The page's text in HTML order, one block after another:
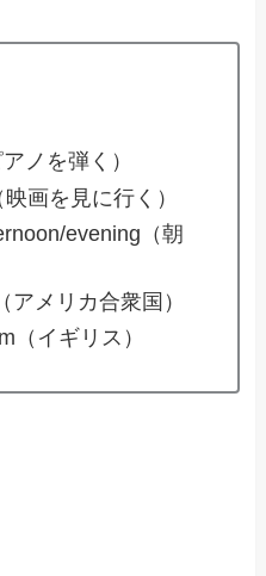
ノを弾く）
画を見に行く）
evening（朝
アメリカ合衆国）
（イギリス）